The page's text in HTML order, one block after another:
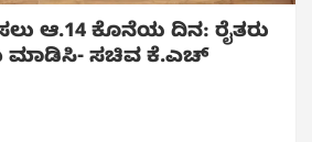
ಆ.14 ಕೊನೆಯ ದಿನ: ರೈತರು
ಮಾಡಿಸಿ- ಸಚಿವ ಕೆ.ಎಚ್